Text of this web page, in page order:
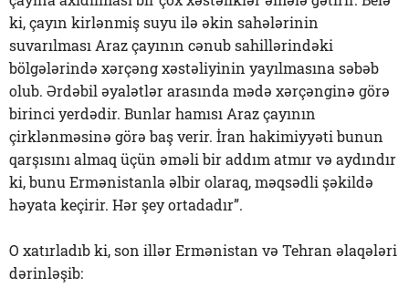
ki, çayın kirlənmiş suyu ilə əkin sahələrinin
suvarılması Araz çayının cənub sahillərindəki
bölgələrində xərçəng xəstəliyinin yayılmasına səbəb
olub. Ərdəbil əyalətlər arasında mədə xərçənginə görə
birinci yerdədir. Bunlar hamısı Araz çayının
çirklənməsinə görə baş verir. İran hakimiyyəti bunun
qarşısını almaq üçün əməli bir addım atmır və aydındır
ki, bunu Ermənistanla əlbir olaraq, məqsədli şəkildə
həyata keçirir. Hər şey ortadadır”.
O xatırladıb ki, son illər Ermənistan və Tehran əlaqələri
dərinləşib: